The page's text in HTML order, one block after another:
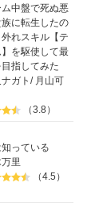
中盤で死ぬ悪
に転生したの
れスキル【テ
】を駆使して最
指してみた
ガト / 月山可
（3.8）
っている
里
（4.5）